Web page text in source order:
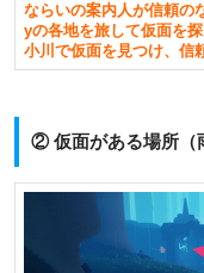
ならいの案内人が信頼の
yの各地を旅して仮面を
小川で仮面を見つけ、信
② 仮面がある場所（